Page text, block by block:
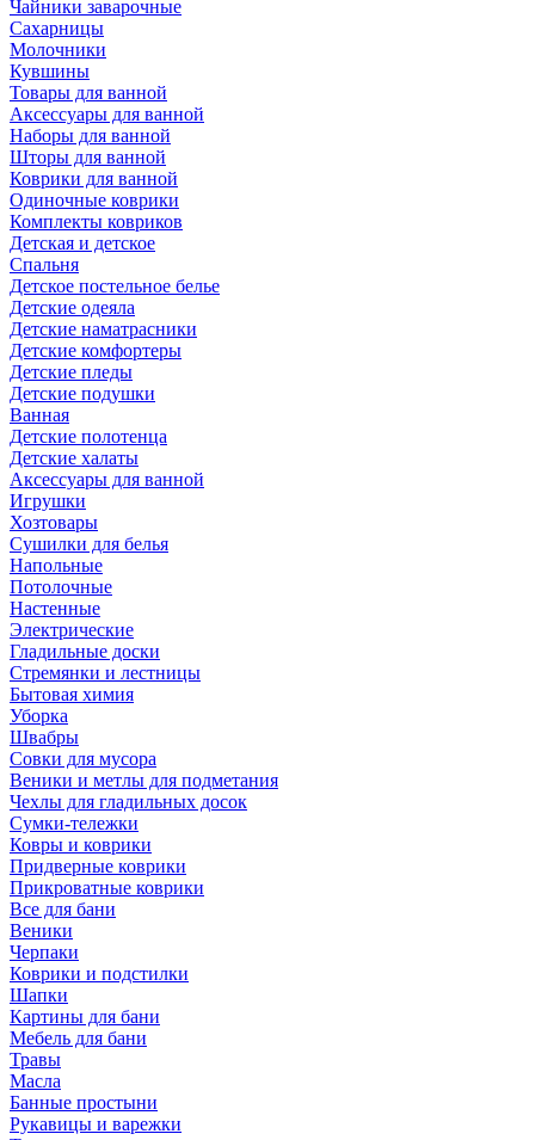
Чайники заварочные
Сахарницы
Молочники
Кувшины
Товары для ванной
Аксессуары для ванной
Наборы для ванной
Шторы для ванной
Коврики для ванной
Одиночные коврики
Комплекты ковриков
Детская и детское
Спальня
Детское постельное белье
Детские одеяла
Детские наматрасники
Детские комфортеры
Детские пледы
Детские подушки
Ванная
Детские полотенца
Детские халаты
Аксессуары для ванной
Игрушки
Хозтовары
Сушилки для белья
Напольные
Потолочные
Настенные
Электрические
Гладильные доски
Стремянки и лестницы
Бытовая химия
Уборка
Швабры
Совки для мусора
Веники и метлы для подметания
Чехлы для гладильных досок
Сумки-тележки
Ковры и коврики
Придверные коврики
Прикроватные коврики
Все для бани
Веники
Черпаки
Коврики и подстилки
Шапки
Картины для бани
Мебель для бани
Травы
Масла
Банные простыни
Рукавицы и варежки